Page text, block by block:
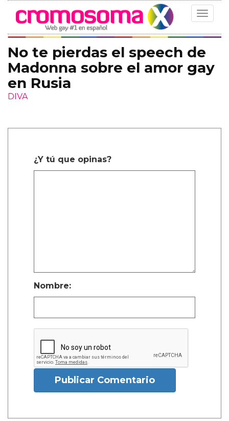
Toggle
No te pierdas el speech de
Madonna sobre el amor gay
en Rusia
DIVA
¿Y tú que opinas?
Nombre:
Publicar Comentario